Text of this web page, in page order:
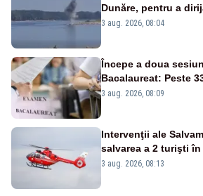
Dunăre, pentru a
Cernavodă
3 aug. 2026, 08:04
Începe a doua
Bacalaureat: Peste
înscrişi
3 aug. 2026, 08:09
Intervenţii ale
salvarea a 2 turişti
fost solicitat
3 aug. 2026, 08:13